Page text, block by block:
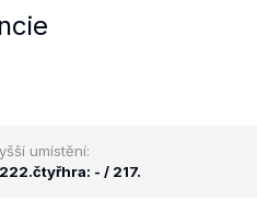
umístění:
čtyřhra: - / 217.